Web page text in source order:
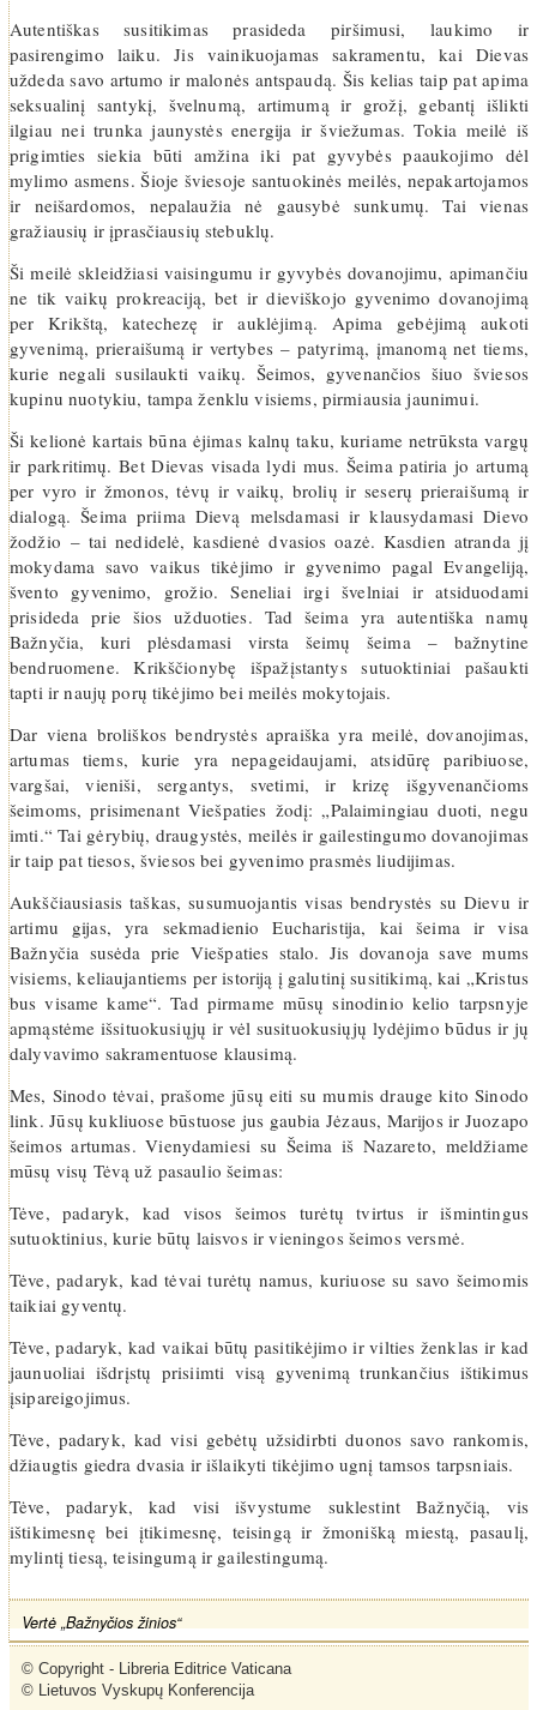
Autentiškas susitikimas prasideda piršimusi, laukimo ir
pasirengimo laiku. Jis vainikuojamas sakramentu, kai Dievas
uždeda savo artumo ir malonės antspaudą. Šis kelias taip pat apima
seksualinį santykį, švelnumą, artimumą ir grožį, gebantį išlikti
ilgiau nei trunka jaunystės energija ir šviežumas. Tokia meilė iš
prigimties siekia būti amžina iki pat gyvybės paaukojimo dėl
mylimo asmens. Šioje šviesoje santuokinės meilės, nepakartojamos
ir neišardomos, nepalaužia nė gausybė sunkumų. Tai vienas
gražiausių ir įprasčiausių stebuklų.
Ši meilė skleidžiasi vaisingumu ir gyvybės dovanojimu, apimančiu
ne tik vaikų prokreaciją, bet ir dieviškojo gyvenimo dovanojimą
per Krikštą, katechezę ir auklėjimą. Apima gebėjimą aukoti
gyvenimą, prieraišumą ir vertybes – patyrimą, įmanomą net tiems,
kurie negali susilaukti vaikų. Šeimos, gyvenančios šiuo šviesos
kupinu nuotykiu, tampa ženklu visiems, pirmiausia jaunimui.
Ši kelionė kartais būna ėjimas kalnų taku, kuriame netrūksta vargų
ir parkritimų. Bet Dievas visada lydi mus. Šeima patiria jo artumą
per vyro ir žmonos, tėvų ir vaikų, brolių ir seserų prieraišumą ir
dialogą. Šeima priima Dievą melsdamasi ir klausydamasi Dievo
žodžio – tai nedidelė, kasdienė dvasios oazė. Kasdien atranda jį
mokydama savo vaikus tikėjimo ir gyvenimo pagal Evangeliją,
švento gyvenimo, grožio. Seneliai irgi švelniai ir atsiduodami
prisideda prie šios užduoties. Tad šeima yra autentiška namų
Bažnyčia, kuri plėsdamasi virsta šeimų šeima – bažnytine
bendruomene. Krikščionybę išpažįstantys sutuoktiniai pašaukti
tapti ir naujų porų tikėjimo bei meilės mokytojais.
Dar viena broliškos bendrystės apraiška yra meilė, dovanojimas,
artumas tiems, kurie yra nepageidaujami, atsidūrę paribiuose,
vargšai, vieniši, sergantys, svetimi, ir krizę išgyvenančioms
šeimoms, prisimenant Viešpaties žodį: „Palaimingiau duoti, negu
imti.“ Tai gėrybių, draugystės, meilės ir gailestingumo dovanojimas
ir taip pat tiesos, šviesos bei gyvenimo prasmės liudijimas.
Aukščiausiasis taškas, susumuojantis visas bendrystės su Dievu ir
artimu gijas, yra sekmadienio Eucharistija, kai šeima ir visa
Bažnyčia susėda prie Viešpaties stalo. Jis dovanoja save mums
visiems, keliaujantiems per istoriją į galutinį susitikimą, kai „Kristus
bus visame kame“. Tad pirmame mūsų sinodinio kelio tarpsnyje
apmąstėme išsituokusiųjų ir vėl susituokusiųjų lydėjimo būdus ir jų
dalyvavimo sakramentuose klausimą.
Mes, Sinodo tėvai, prašome jūsų eiti su mumis drauge kito Sinodo
link. Jūsų kukliuose būstuose jus gaubia Jėzaus, Marijos ir Juozapo
šeimos artumas. Vienydamiesi su Šeima iš Nazareto, meldžiame
mūsų visų Tėvą už pasaulio šeimas:
Tėve, padaryk, kad visos šeimos turėtų tvirtus ir išmintingus
sutuoktinius, kurie būtų laisvos ir vieningos šeimos versmė.
Tėve, padaryk, kad tėvai turėtų namus, kuriuose su savo šeimomis
taikiai gyventų.
Tėve, padaryk, kad vaikai būtų pasitikėjimo ir vilties ženklas ir kad
jaunuoliai išdrįstų prisiimti visą gyvenimą trunkančius ištikimus
įsipareigojimus.
Tėve, padaryk, kad visi gebėtų užsidirbti duonos savo rankomis,
džiaugtis giedra dvasia ir išlaikyti tikėjimo ugnį tamsos tarpsniais.
Tėve, padaryk, kad visi išvystume suklestint Bažnyčią, vis
ištikimesnę bei įtikimesnę, teisingą ir žmonišką miestą, pasaulį,
mylintį tiesą, teisingumą ir gailestingumą.
Vertė „Bažnyčios žinios“
© Copyright - Libreria Editrice Vaticana
© Lietuvos Vyskupų Konferencija